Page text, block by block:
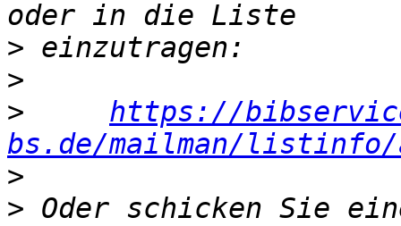
>
>
>
https://
bs.de/mailman/
>
> Oder schicken Sie